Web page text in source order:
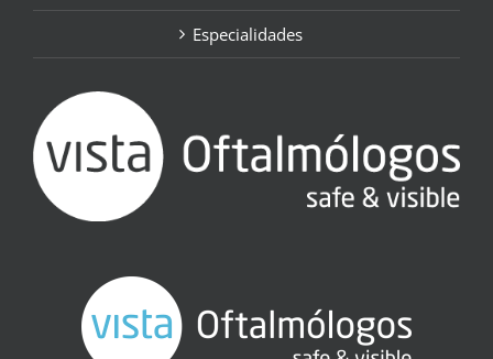
Especialidades